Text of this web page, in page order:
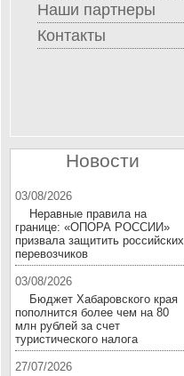
Наши партнеры
Контакты
Новости
03/08/2026
Неравные правила на
границе: «ОПОРА РОССИИ»
призвала защитить российских
перевозчиков
03/08/2026
Бюджет Хабаровского края
пополнится более чем на 80
млн рублей за счет
туристического налога
27/07/2026